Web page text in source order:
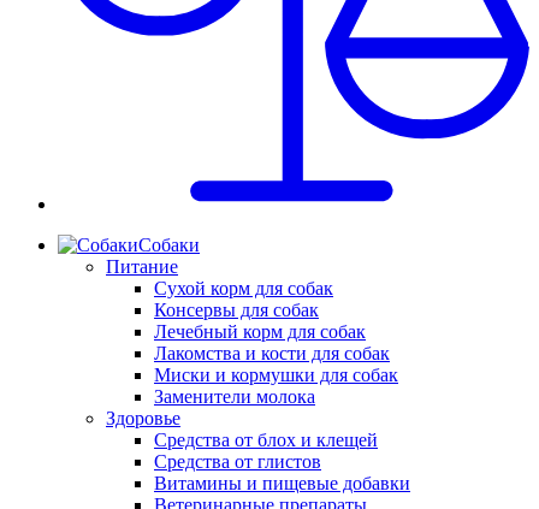
Собаки
Питание
Сухой корм для собак
Консервы для собак
Лечебный корм для собак
Лакомства и кости для собак
Миски и кормушки для собак
Заменители молока
Здоровье
Средства от блох и клещей
Средства от глистов
Витамины и пищевые добавки